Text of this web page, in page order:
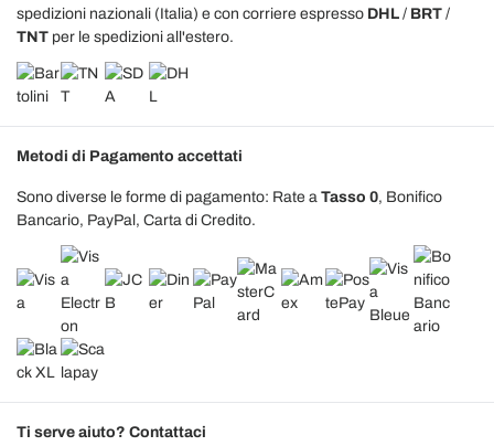
spedizioni nazionali (Italia) e con corriere espresso DHL / BRT /
TNT per le spedizioni all'estero.
Metodi di Pagamento accettati
Sono diverse le forme di pagamento: Rate a Tasso 0, Bonifico
Bancario, PayPal, Carta di Credito.
Ti serve aiuto? Contattaci